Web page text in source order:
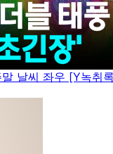
말 날씨 좌우 [Y녹취